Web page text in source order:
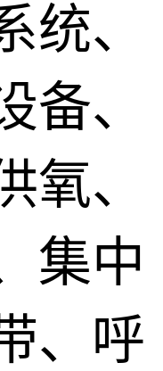
统、
备、
氧、
集中
、呼